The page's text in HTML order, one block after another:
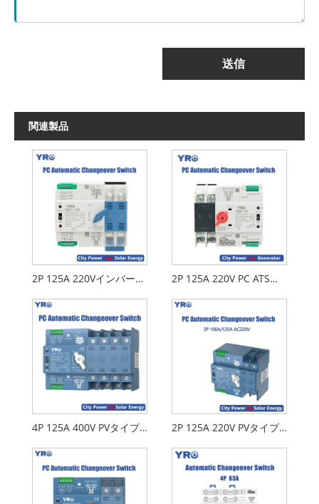
送信
関連製品
2P 125A 220VインバータータイプソーラーPC ATS 2P 125A 220V PC ATSジェネレータータイプ
4P 125A 400V PVタイプPC ATS 2P 125A 220V PVタイプPC ATS